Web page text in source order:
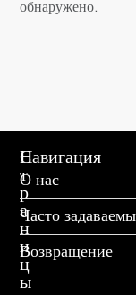
обнаружено.
С
т
р
а
н
и
ц
ы
Навигация
О нас
Часто
Возвращение